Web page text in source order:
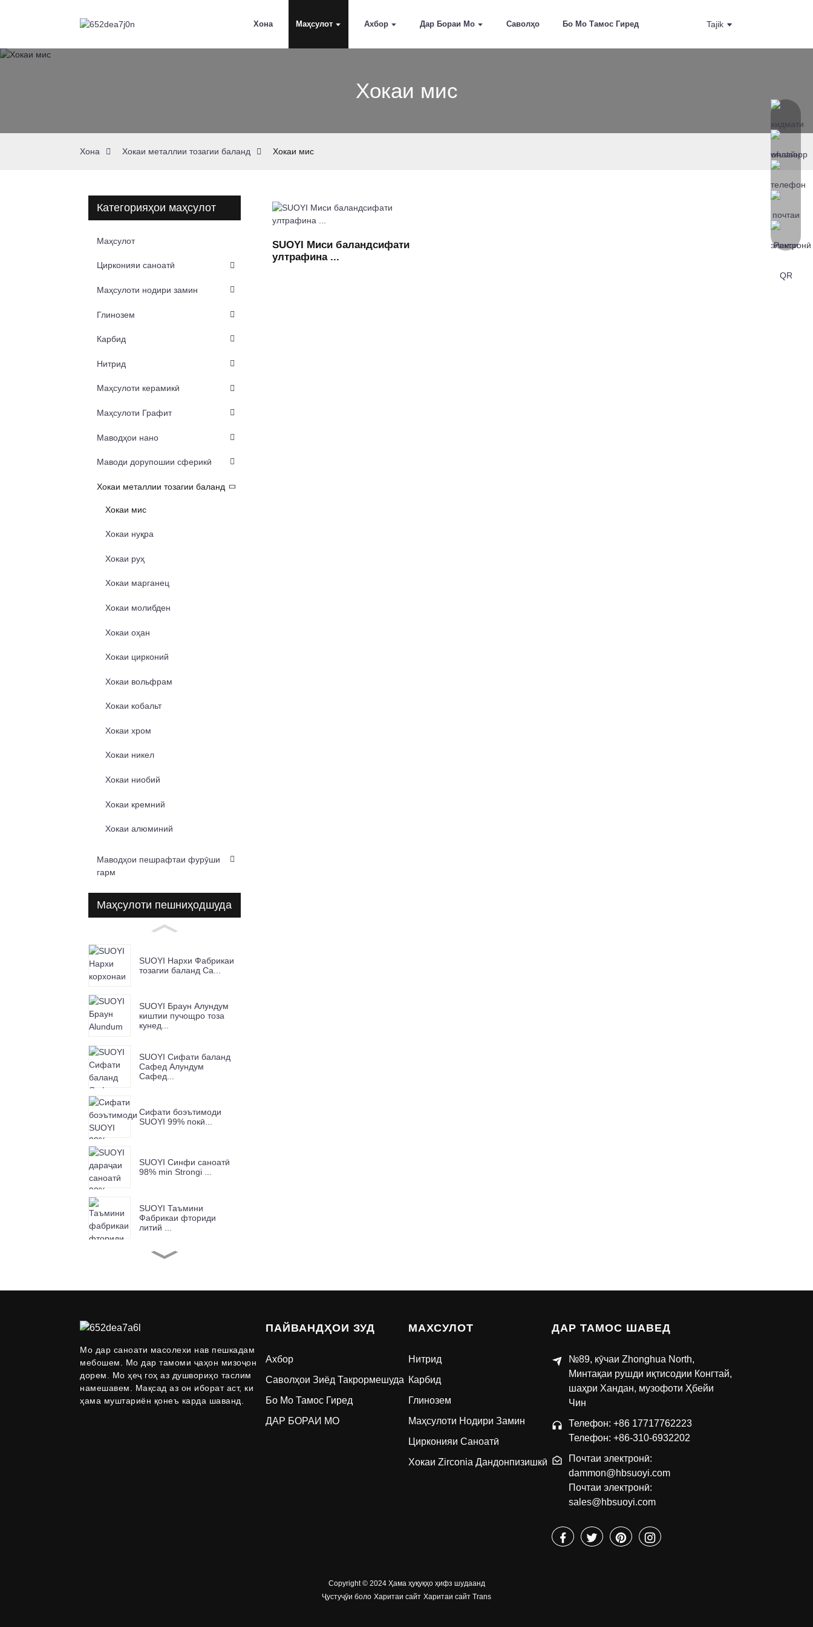
Хона Маҳсулот Ахбор Дар Бораи Мо Саволҳо Бо Мо Тамос Гиред Tajik
Хокаи мис
Хона Хокаи металлии тозагии баланд Хокаи мис
Категорияҳои маҳсулот
Маҳсулот
Цирконияи саноатӣ
Маҳсулоти нодири замин
Глинозем
Карбид
Нитрид
Маҳсулоти керамикӣ
Маҳсулоти Графит
Маводҳои нано
Маводи дорупошии сферикӣ
Хокаи металлии тозагии баланд
Хокаи мис
Хокаи нуқра
Хокаи руҳ
Хокаи марганец
Хокаи молибден
Хокаи оҳан
Хокаи цирконий
Хокаи вольфрам
Хокаи кобальт
Хокаи хром
Хокаи никел
Хокаи ниобий
Хокаи кремний
Хокаи алюминий
Маводҳои пешрафтаи фурӯши
гарм
Маҳсулоти пешниҳодшуда
SUOYI Нархи Фабрикаи
тозагии баланд Ca...
SUOYI Браун Алундум
киштии пучощро тоза
кунед...
SUOYI Сифати баланд
Сафед Алундум
Сафед...
Сифати боэътимоди
SUOYI 99% покӣ...
SUOYI Синфи саноатӣ
98% min Strongi ...
SUOYI Таъмини
Фабрикаи фториди
литий ...
Таъмини Фабрикаи
таъминоти оксиди мис ...
Таъминкунандаи Suoyi
99,9%-99,99% Niobium
P...
SUOYI Миси баландсифати
ултрафина ...
Мо дар саноати масолехи нав пешкадам
мебошем. Мо дар тамоми ҷаҳон мизоҷон
дорем. Мо ҳеҷ гоҳ аз душвориҳо таслим
намешавем. Мақсад аз он иборат аст, ки
ҳама муштариён қонеъ карда шаванд.
ПАЙВАНДҲОИ ЗУД
Ахбор
Саволҳои Зиёд Такрормешуда
Бо Мо Тамос Гиред
ДАР БОРАИ МО
МАХСУЛОТ
Нитрид
Карбид
Глинозем
Маҳсулоти Нодири Замин
Цирконияи Саноатӣ
Хокаи Zirconia Дандонпизишкӣ
ДАР ТАМОС ШАВЕД
№89, кӯчаи Zhonghua North,
Минтақаи рушди иқтисодии Конгтай,
шаҳри Хандан, музофоти Ҳбейи
Чин
Телефон: +86 17717762223
Телефон: +86-310-6932202
Почтаи электронӣ:
dammon@hbsuoyi.com
Почтаи электронӣ:
sales@hbsuoyi.com
Copyright © 2024 Ҳама ҳуқуқҳо ҳифз шудаанд
Ҷустуҷӯи боло Харитаи сайт Харитаи сайт Trans